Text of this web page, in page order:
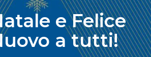
e Felice
a tutti!